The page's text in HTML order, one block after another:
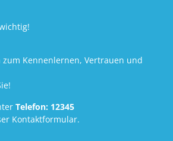
zum Kennenlernen, Vertrauen und
Telefon: 12345
Kontaktformular.